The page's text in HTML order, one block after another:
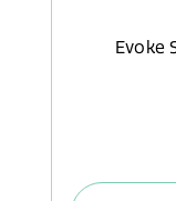
Evoke